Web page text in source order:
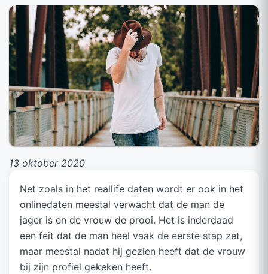
13 oktober 2020
Net zoals in het reallife daten wordt er ook in het
onlinedaten meestal verwacht dat de man de
jager is en de vrouw de prooi. Het is inderdaad
een feit dat de man heel vaak de eerste stap zet,
maar meestal nadat hij gezien heeft dat de vrouw
bij zijn profiel gekeken heeft.